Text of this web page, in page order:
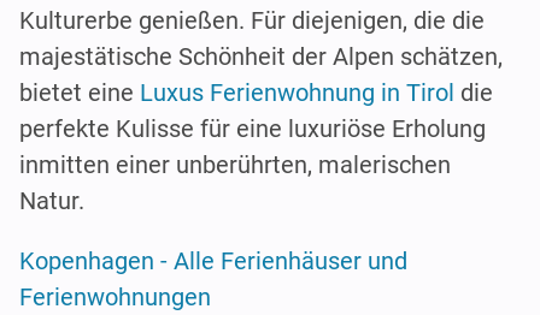
Kulturerbe genießen. Für diejenigen, die die
majestätische Schönheit der Alpen schätzen,
bietet eine Luxus Ferienwohnung in Tirol die
perfekte Kulisse für eine luxuriöse Erholung
inmitten einer unberührten, malerischen
Natur.
Kopenhagen - Alle Ferienhäuser und
Ferienwohnungen